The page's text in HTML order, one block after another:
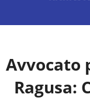
Avvocato
Ragusa: